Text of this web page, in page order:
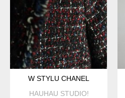
W STYLU CHANEL
HAUHAU STUDIO!